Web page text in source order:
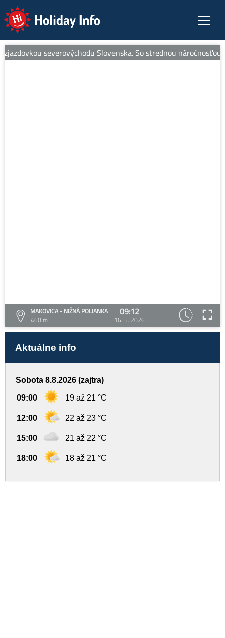
Holiday Info
severovýchodu Slovenska. So strednou
MAKOVICA - NIŽNÁ POLIANKA
460 m
09:12
16. 5. 2026
Aktuálne info
Sobota 8.8.2026 (zajtra)
09:00 19 až 21 °C
12:00 22 až 23 °C
15:00 21 až 22 °C
18:00 18 až 21 °C